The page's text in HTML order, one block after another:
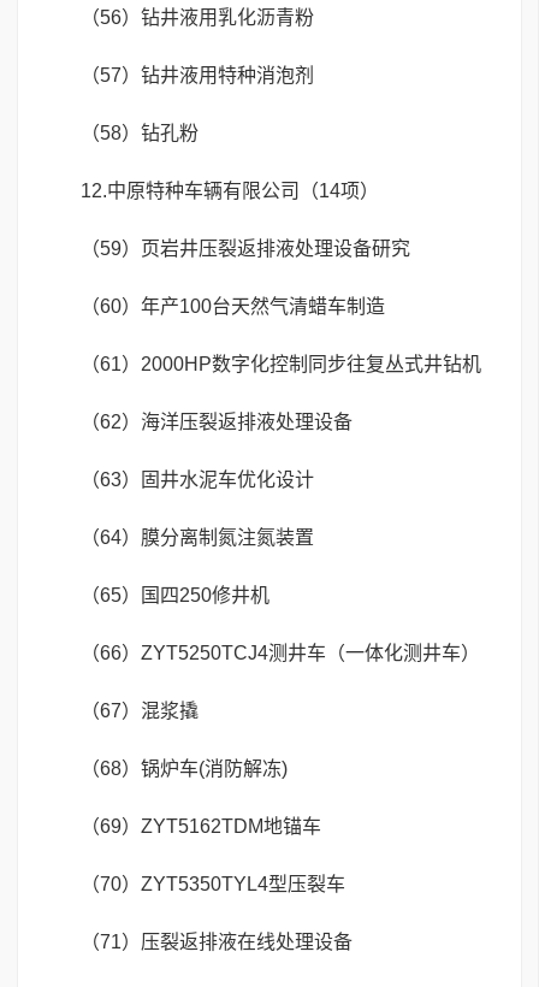
（56）钻井液用乳化沥青粉
（57）钻井液用特种消泡剂
（58）钻孔粉
12.中原特种车辆有限公司（14项）
（59）页岩井压裂返排液处理设备研究
（60）年产100台天然气清蜡车制造
（61）2000HP数字化控制同步往复丛式井钻机
（62）海洋压裂返排液处理设备
（63）固井水泥车优化设计
（64）膜分离制氮注氮装置
（65）国四250修井机
（66）ZYT5250TCJ4测井车（一体化测井车）
（67）混浆撬
（68）锅炉车(消防解冻)
（69）ZYT5162TDM地锚车
（70）ZYT5350TYL4型压裂车
（71）压裂返排液在线处理设备